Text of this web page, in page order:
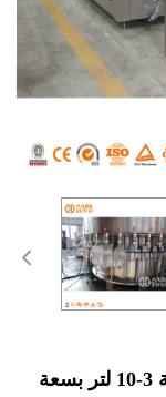
خط ماكينة تعبئة مياه شرب نقية سعة 3-10 لتر بسعة